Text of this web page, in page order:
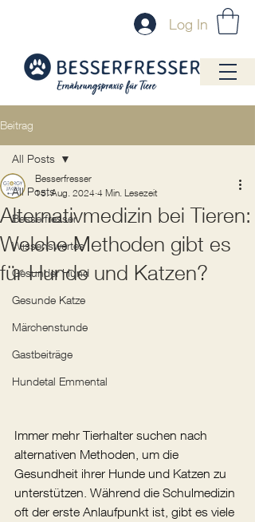
Log In
Beitrag
All Posts
Besserfresser
Wissenswertes
Gesunder Hund
Gesunde Katze
Märchenstunde
Gastbeiträge
Hundetal Emmental
All Posts
Alternativmedizin bei Tieren:
Welche Methoden gibt es
für Hunde und Katzen?
Besserfresser
15. Aug. 2024 4 Min. Lesezeit
Immer mehr Tierhalter suchen nach
alternativen Methoden, um die
Gesundheit ihrer Hunde und Katzen zu
unterstützen. Während die Schulmedizin
oft der erste Anlaufpunkt ist, gibt es viele